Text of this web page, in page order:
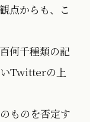
点からも、こ
何千種類の記
Twitterの上
ものを否定す